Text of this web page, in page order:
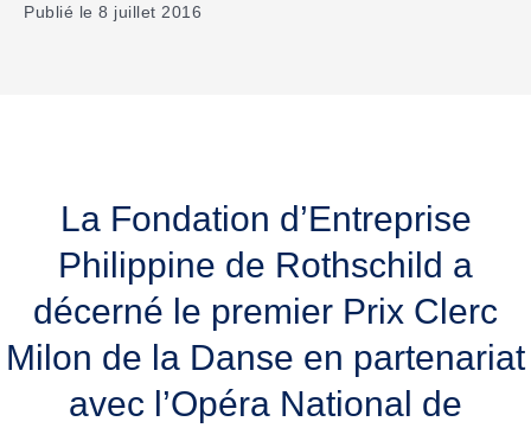
Publié le 8 juillet 2016
La Fondation d’Entreprise
Philippine de Rothschild a
décerné le premier Prix Clerc
Milon de la Danse en partenariat
avec l’Opéra National de